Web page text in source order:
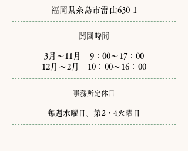
​福岡県糸島市雷山630-1
開園時間
​3月～11月 9：00～17：00
12月～2月 10：00～16：00
事務所定休日
​毎週水曜日、第2・4火曜日